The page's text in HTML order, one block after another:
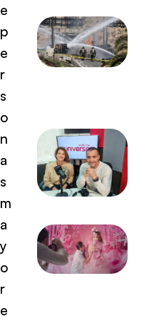
e
p
e
r
s
o
n
a
s
m
a
y
o
r
e